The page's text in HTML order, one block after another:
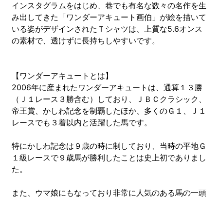
インスタグラムをはじめ、巷でも有名な数々の名作を生
み出してきた「ワンダーアキュート画伯」が絵を描いて
いる姿がデザインされたＴシャツは、上質な5.6オンス
の素材で、透けずに長持ちしやすいです。
【ワンダーアキュートとは】
2006年に産まれたワンダーアキュートは、通算１３勝
（Ｊ１レース３勝含む）しており、ＪＢＣクラシック、
帝王賞、かしわ記念を制覇したほか、多くのＧ１、Ｊ１
レースでも３着以内と活躍した馬です。
特にかしわ記念は９歳の時に制しており、当時の平地Ｇ
１級レースで９歳馬が勝利したことは史上初でありまし
た。
また、ウマ娘にもなっており非常に人気のある馬の一頭